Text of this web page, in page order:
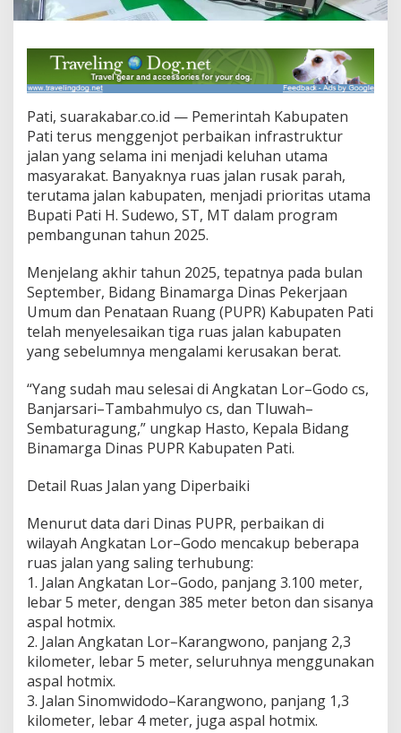
n
r
a
s
t
r
u
k
t
u
r
,
T
i
a
R
a
s
J
l
n
K
a
u
p
a
t
e
n
R
m
u
n
k
h
Pati, suarakabar.co.id — Pemerintah Kabupaten
Pati terus menggenjot perbaikan infrastruktur
jalan yang selama ini menjadi keluhan utama
masyarakat. Banyaknya ruas jalan rusak parah,
terutama jalan kabupaten, menjadi prioritas utama
Bupati Pati H. Sudewo, ST, MT dalam program
pembangunan tahun 2025.
Menjelang akhir tahun 2025, tepatnya pada bulan
September, Bidang Binamarga Dinas Pekerjaan
Umum dan Penataan Ruang (PUPR) Kabupaten Pati
telah menyelesaikan tiga ruas jalan kabupaten
yang sebelumnya mengalami kerusakan berat.
“Yang sudah mau selesai di Angkatan Lor–Godo cs,
Banjarsari–Tambahmulyo cs, dan Tluwah–
Sembaturagung,” ungkap Hasto, Kepala Bidang
Binamarga Dinas PUPR Kabupaten Pati.
Detail Ruas Jalan yang Diperbaiki
Menurut data dari Dinas PUPR, perbaikan di
wilayah Angkatan Lor–Godo mencakup beberapa
ruas jalan yang saling terhubung:
1. Jalan Angkatan Lor–Godo, panjang 3.100 meter,
lebar 5 meter, dengan 385 meter beton dan sisanya
aspal hotmix.
2. Jalan Angkatan Lor–Karangwono, panjang 2,3
kilometer, lebar 5 meter, seluruhnya menggunakan
aspal hotmix.
3. Jalan Sinomwidodo–Karangwono, panjang 1,3
kilometer, lebar 4 meter, juga aspal hotmix.